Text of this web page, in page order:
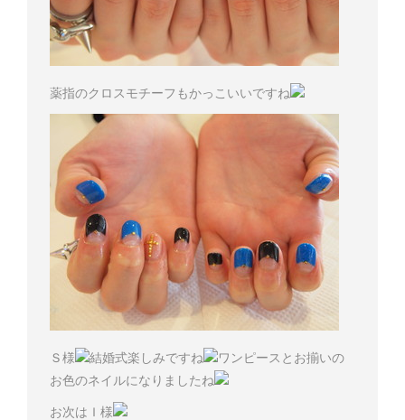
薬指のクロスモチーフもかっこいいですね
Ｓ様 結婚式楽しみですね
ワンピースとお揃いの
お色のネイルになりましたね
お次はＩ様